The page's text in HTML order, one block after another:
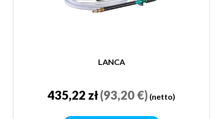
LANCA
435,22 zł(93,20 €) (netto)